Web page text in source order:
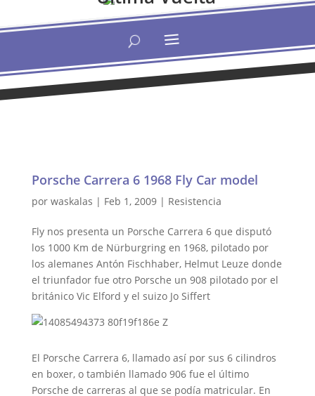
Porsche Carrera 6 1968 Fly Car model
por waskalas | Feb 1, 2009| Resistencia
Fly nos presenta un Porsche Carrera 6 que disputó
los 1000 Km de Nürburgring en 1968, pilotado por
los alemanes Antón Fischhaber, Helmut Leuze donde
el triunfador fue otro Porsche un 908 pilotado por el
británico Vic Elford y el suizo Jo Siffert
El Porsche Carrera 6, llamado así por sus 6 cilindros
en boxer, o también llamado 906 fue el último
Porsche de carreras al que se podía matricular. En